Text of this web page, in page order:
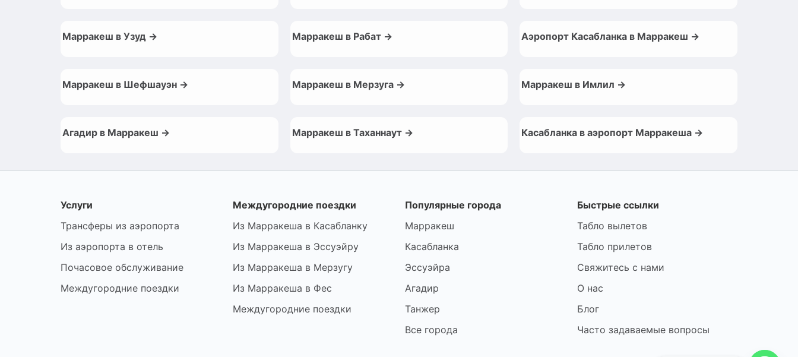
Марракеш в Узуд → Марракеш в Рабат → Аэропорт Касабланка в Марракеш →
Марракеш в Шефшауэн → Марракеш в Мерзуга → Марракеш в Имлил →
Агадир в Марракеш → Марракеш в Таханнаут → Касабланка в аэропорт Марракеша →
Услуги
Трансферы из аэропорта
Из аэропорта в отель
Почасовое обслуживание
Междугородние поездки
Междугородние поездки
Из Марракеша в Касабланку
Из Марракеша в Эссуэйру
Из Марракеша в Мерзугу
Из Марракеша в Фес
Междугородние поездки
Популярные города
Марракеш
Касабланка
Эссуэйра
Агадир
Танжер
Все города
Быстрые ссылки
Табло вылетов
Табло прилетов
Свяжитесь с нами
О нас
Блог
Часто задаваемые вопросы